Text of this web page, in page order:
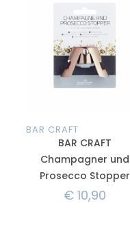
BAR CRAFT
BAR CRAFT
Champagner und
Prosecco Stopper
€10,90